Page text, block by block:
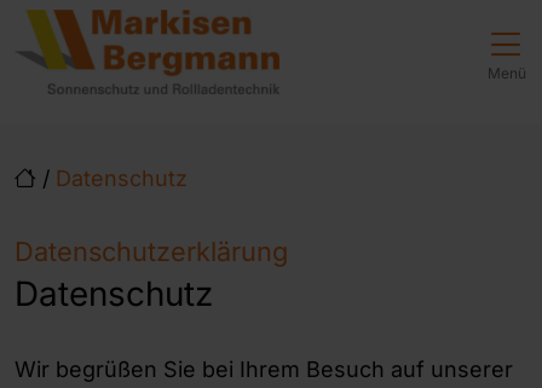
zur Top-Navigation
zur Hauptnavigation
Inhalt springen
zum Footer
Hauptnavigation Menü
/ Datenschutz
Datenschutzerklärung
Datenschutz
Wir begrüßen Sie bei Ihrem Besuch auf unserer